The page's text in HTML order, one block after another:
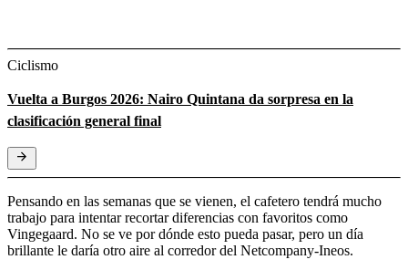
Ciclismo
Vuelta a Burgos 2026: Nairo Quintana da sorpresa en la
clasificación general final
Pensando en las semanas que se vienen, el cafetero tendrá mucho
trabajo para intentar recortar diferencias con favoritos como
Vingegaard. No se ve por dónde esto pueda pasar, pero un día
brillante le daría otro aire al corredor del Netcompany-Ineos.